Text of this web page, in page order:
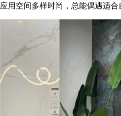
应用空间多样时尚，总能偶遇适合